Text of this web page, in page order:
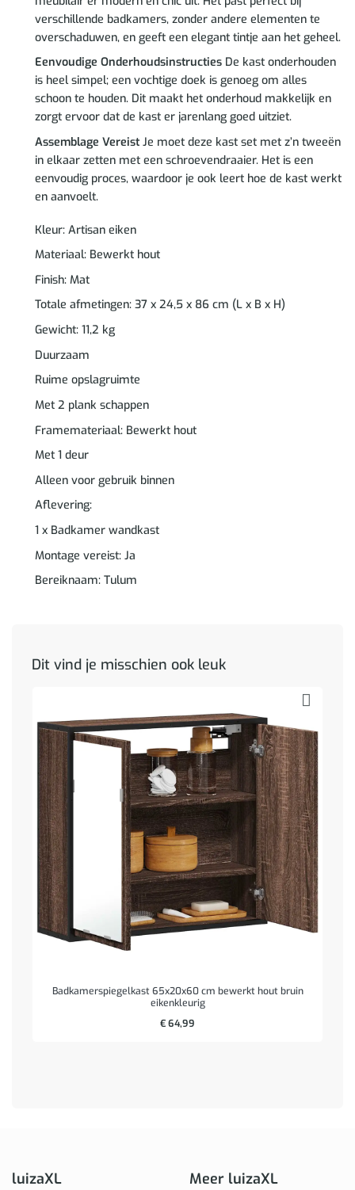
verschillende badkamers, zonder andere elementen te
overschaduwen, en geeft een elegant tintje aan het geheel.
Eenvoudige OnderhoudsinstructiesDe kast onderhouden
is heel simpel; een vochtige doek is genoeg om alles
schoon te houden. Dit maakt het onderhoud makkelijk en
zorgt ervoor dat de kast er jarenlang goed uitziet.
Assemblage VereistJe moet deze kast set met z’n tweeën
in elkaar zetten met een schroevendraaier. Het is een
eenvoudig proces, waardoor je ook leert hoe de kast werkt
en aanvoelt.
Kleur: Artisan eiken
Materiaal: Bewerkt hout
Finish: Mat
Totale afmetingen: 37 x 24,5 x 86 cm (L x B x H)
Gewicht: 11,2 kg
Duurzaam
Ruime opslagruimte
Met 2 plank schappen
Framemateriaal: Bewerkt hout
Met 1 deur
Alleen voor gebruik binnen
Aflevering:
1 x Badkamer wandkast
Montage vereist: Ja
Bereiknaam: Tulum
Dit vind je misschien ook leuk
Badkamerspiegelkast 65x20x60 cm bewerkt hout bruin
eikenkleurig
€64,99
luizaXL Meer luizaXL